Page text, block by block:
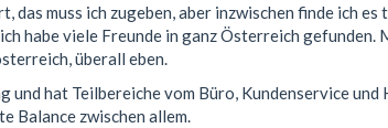
das muss ich zugeben, aber inzwischen finde ich es
habe viele Freunde in ganz Österreich gefunden.
überall eben.
hat Teilbereiche vom Büro, Kundenservice und
Balance zwischen allem.